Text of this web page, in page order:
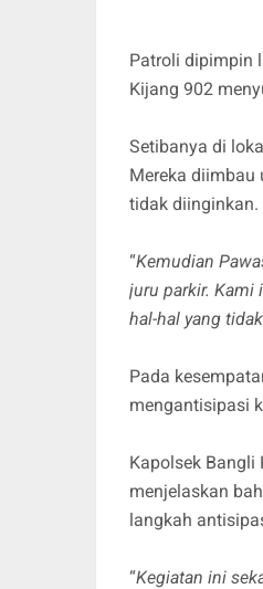
Patroli dipimpin
Kijang 902
Setibanya di
Mereka diimbau
tidak diinginkan.
“Kemudian
juru parkir. Kami
hal-hal yang
Pada
mengantisipasi
Kapolsek Bangli
menjelaskan
langkah
“Kegiatan ini